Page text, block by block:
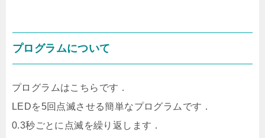
プログラムについて
プログラムはこちらです．
LEDを5回点滅させる簡単なプログラムです．
0.3秒ごとに点滅を繰り返します．